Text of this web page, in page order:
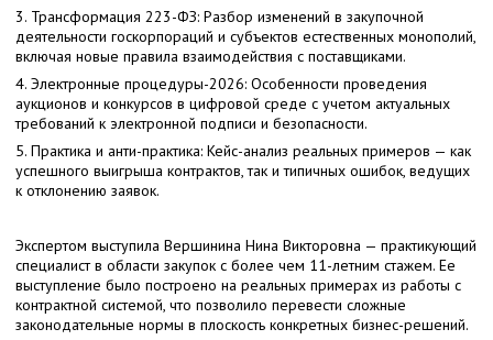
3. Трансформация 223-ФЗ: Разбор изменений в закупочной
деятельности госкорпораций и субъектов естественных монополий,
включая новые правила взаимодействия с поставщиками.
4. Электронные процедуры-2026: Особенности проведения
аукционов и конкурсов в цифровой среде с учетом актуальных
требований к электронной подписи и безопасности.
5. Практика и анти-практика: Кейс-анализ реальных примеров — как
успешного выигрыша контрактов, так и типичных ошибок, ведущих
к отклонению заявок.
Экспертом выступила Вершинина Нина Викторовна — практикующий
специалист в области закупок с более чем 11-летним стажем. Ее
выступление было построено на реальных примерах из работы с
контрактной системой, что позволило перевести сложные
законодательные нормы в плоскость конкретных бизнес-решений.